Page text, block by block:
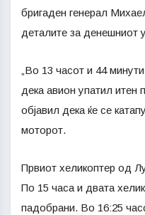
бригаден генерал
деталите за денешниот
„Во 13 часот и 44
дека авион упатил итен
објавил дека ќе се
моторот.
Првиот хеликоптер од
По 15 часа и двата
падобрани. Во 16:25